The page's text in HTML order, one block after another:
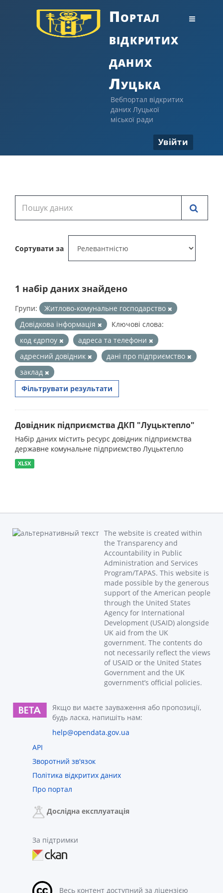
Портал
відкритих
даних
Луцька
Вебпортал відкритих
даних Луцької
міської ради
Увійти
Сортувати за
1 набір даних знайдено
Групи:
Житлово-комунальне господарство
Довідкова інформація
Ключові слова:
код єдрпоу
адреса та телефони
адресний довідник
дані про підприємство
заклад
Фільтрувати результати
Довідник підприємства ДКП "Луцьктепло"
Набір даних містить ресурс довідник підприємства
державне комунальне підприємство Луцьктепло
XLSX
The website is created within
the Transparency and
Accountability in Public
Administration and Services
Program/TAPAS. This website is
made possible by the generous
support of the American people
through the United States
Agency for International
Development (USAID) alongside
UK aid from the UK
government. The contents do
not necessarily reflect the views
of USAID or the United States
Government and the UK
government’s official policies.
Якщо ви маєте зауваження або пропозиції,
будь ласка, напишіть нам:
help@opendata.gov.ua
API
Зворотний зв'язок
Політика відкритих даних
Про портал
Дослідна експлуатація
За підтримки
Весь контент доступний за ліцензією